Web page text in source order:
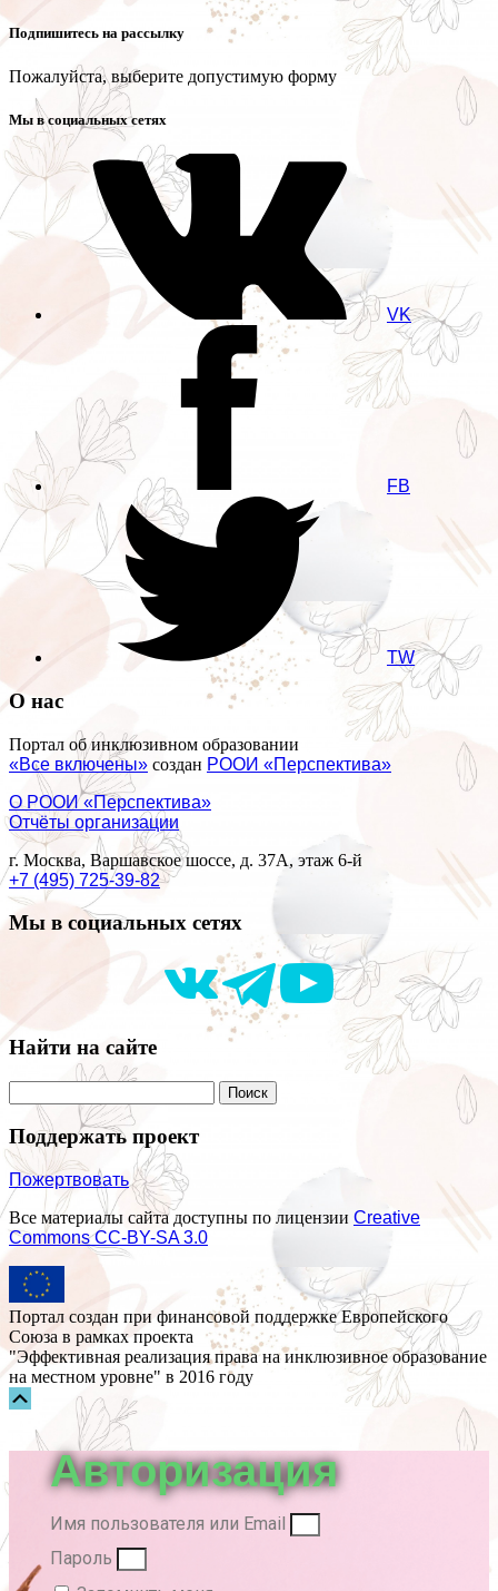
Подпишитесь на рассылку
Пожалуйста, выберите допустимую форму
Мы в социальных сетях
VK
FB
TW
О нас
Портал об инклюзивном образовании
«Все включены» создан РООИ «Перспектива»
О РООИ «Перспектива»
Отчёты организации
г. Москва, Варшавское шоссе, д. 37А, этаж 6-й
+7 (495) 725-39-82
Мы в социальных сетях
Найти на сайте
Поддержать проект
Пожертвовать
Все материалы сайта доступны по лицензии Creative
Commons СС-BY-SA 3.0
Портал создан при финансовой поддержке Европейского
Союза в рамках проекта
"Эффективная реализация права на инклюзивное образование
на местном уровне" в 2016 году
Прокрутка
вверх
Авторизация
Имя пользователя или Email
Пароль